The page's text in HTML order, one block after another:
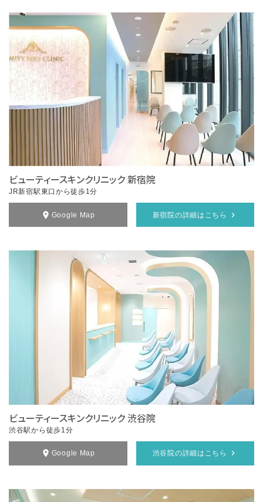
ビューティースキンクリニック 新宿院
JR新宿駅東口から徒歩1分
Google Map 新宿院の詳細はこちら
ビューティースキンクリニック 渋谷院
渋谷駅から徒歩1分
Google Map 渋谷院の詳細はこちら